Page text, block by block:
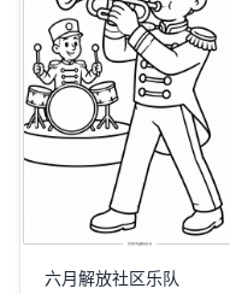
六月解放社区乐队